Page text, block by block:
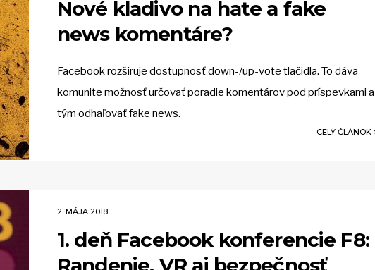
Nové kladivo na hate a fake
news komentáre?
Facebook rozširuje dostupnosť down-/up-vote tlačidla. To dáva
komunite možnosť určovať poradie komentárov pod príspevkami a
tým odhaľovať fake news.
CELÝ ČLÁNOK
2. MÁJA 2018
1. deň Facebook konferencie F8:
Randenie, VR aj bezpečnosť